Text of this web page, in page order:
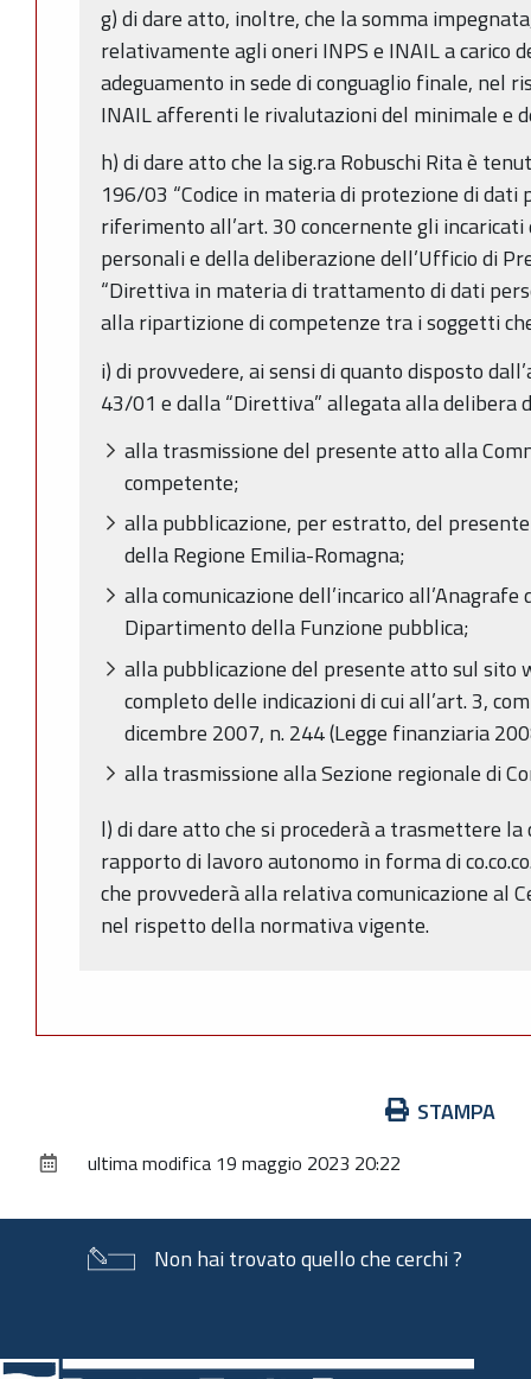
g) di dare atto, inoltre, che la somma
relativamente agli oneri INPS e INAIL a carico
adeguamento in sede di conguaglio finale, nel
INAIL afferenti le rivalutazioni del minimale e
h) di dare atto che la sig.ra Robuschi Rita è
196/03 “Codice in materia di protezione di dati
riferimento all’art. 30 concernente gli
personali e della deliberazione dell’Ufficio di
“Direttiva in materia di trattamento di dati
alla ripartizione di competenze tra i soggetti
i) di provvedere, ai sensi di quanto disposto
43/01 e dalla “Direttiva” allegata alla delibera
alla trasmissione del presente atto alla
competente;
alla pubblicazione, per estratto, del
della Regione Emilia-Romagna;
alla comunicazione dell’incarico
Dipartimento della Funzione pubblica;
alla pubblicazione del presente atto sul sito
completo delle indicazioni di cui all’art. 3,
dicembre 2007, n. 244 (Legge finanziaria
alla trasmissione alla Sezione regionale di
l) di dare atto che si procederà a trasmettere la
rapporto di lavoro autonomo in forma di
che provvederà alla relativa comunicazione al
nel rispetto della normativa vigente.
documento
STAMPA
ultima modifica 19 maggio 2023 20:22
Non hai trovato quello che cerchi ?
di